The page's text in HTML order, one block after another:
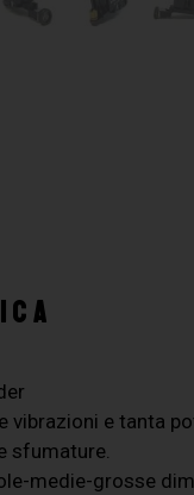
vibrazioni e tanta
sfumature.
medie-grosse